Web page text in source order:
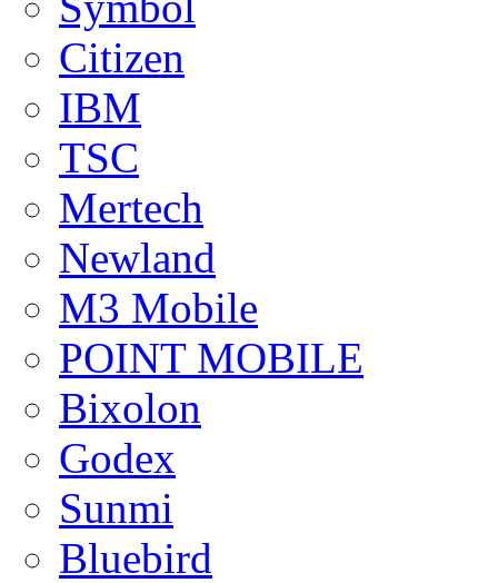
Citizen
IBM
TSC
Mertech
Newland
M3 Mobile
POINT MOBILE
Bixolon
Godex
Sunmi
Bluebird